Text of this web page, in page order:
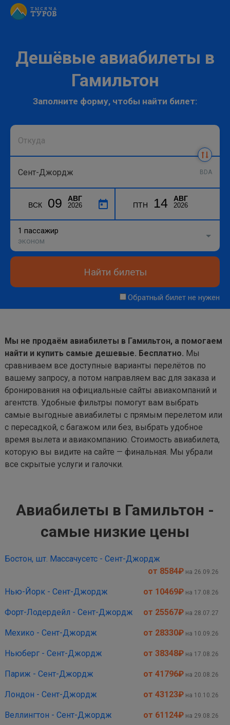
Дешёвые авиабилеты в
Гамильтон
Заполните форму, чтобы найти билет:
BDA
ВСК 09 АВГ
2026 ПТН 14 АВГ
2026
1 пассажир
эконом
Найти билеты
Обратный билет не нужен
Мы не продаём авиабилеты в Гамильтон, а помогаем
найти и купить самые дешевые. Бесплатно. Мы
сравниваем все доступные варианты перелётов по
вашему запросу, а потом направляем вас для заказа и
бронирования на официальные сайты авиакомпаний и
агентств. Удобные фильтры помогут вам выбрать
самые выгодные авиабилеты с прямым перелетом или
с пересадкой, с багажом или без, выбрать удобное
время вылета и авиакомпанию. Стоимость авиабилета,
которую вы видите на сайте — финальная. Мы убрали
все скрытые услуги и галочки.
Авиабилеты в Гамильтон -
самые низкие цены
Бостон, шт. Массачусетс - Сент-Джордж
от 8584₽ на 26.09.26
Нью-Йорк - Сент-Джордж от 10469₽ на 17.08.26
Форт-Лодердейл - Сент-Джордж от 25567₽ на 28.07.27
Мехико - Сент-Джордж от 28330₽ на 10.09.26
Ньюберг - Сент-Джордж от 38348₽ на 17.08.26
Париж - Сент-Джордж от 41796₽ на 20.08.26
Лондон - Сент-Джордж от 43123₽ на 10.10.26
Веллингтон - Сент-Джордж от 61124₽ на 29.08.26